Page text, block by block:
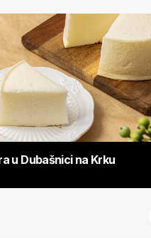
u Dubašnici na Krku